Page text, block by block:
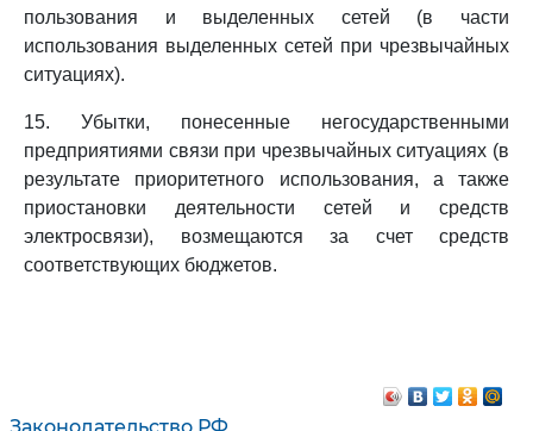
пользования и выделенных сетей (в части
использования выделенных сетей при чрезвычайных
ситуациях).
15. Убытки, понесенные негосударственными
предприятиями связи при чрезвычайных ситуациях (в
результате приоритетного использования, а также
приостановки деятельности сетей и средств
электросвязи), возмещаются за счет средств
соответствующих бюджетов.